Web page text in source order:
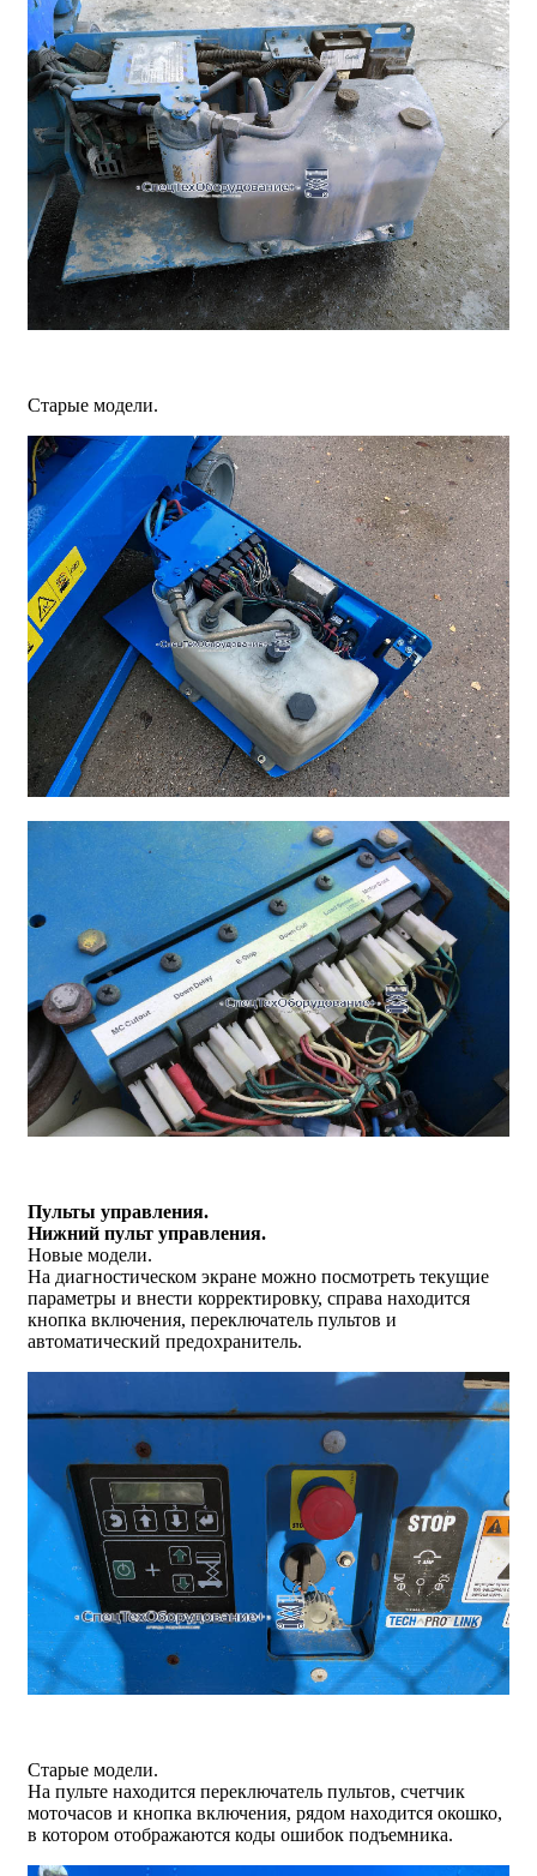
Старые модели.
Пульты управления.
Нижний пульт управления.
Новые модели.
На диагностическом экране можно посмотреть текущие
параметры и внести корректировку, справа находится
кнопка включения, переключатель пультов и
автоматический предохранитель.
Старые модели.
На пульте находится переключатель пультов, счетчик
моточасов и кнопка включения, рядом находится окошко,
в котором отображаются коды ошибок подъемника.